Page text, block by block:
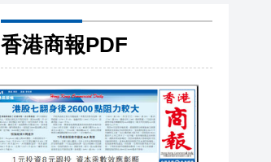
香港商報PDF